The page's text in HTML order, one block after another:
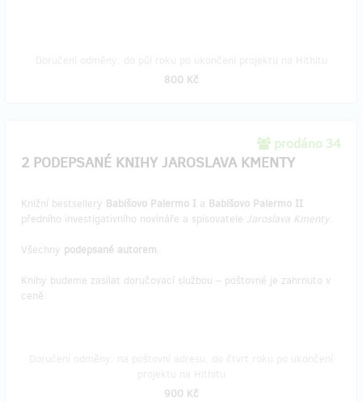
800 Kč
prodáno 34
2 PODEPSANÉ KNIHY JAROSLAVA KMENTY
Knižní bestsellery Babišovo Palermo I a Babišovo Palermo II
předního investigativního novináře a spisovatele Jaroslava Kmenty.
Všechny podepsané autorem.
Knihy budeme zasílat doručovací službou – poštovné je zahrnuto v
ceně.
900 Kč